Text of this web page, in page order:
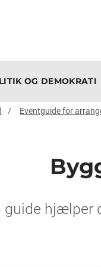
OG DEMOKRATI
Eventguide for
guide